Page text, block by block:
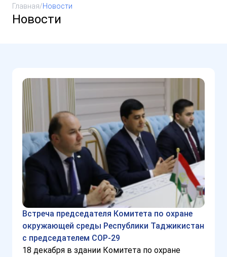
Главная/Новости
Новости
Встреча председателя Комитета по охране
окружающей среды Республики Таджикистан
с председателем COP-29
18 декабря в здании Комитета по охране